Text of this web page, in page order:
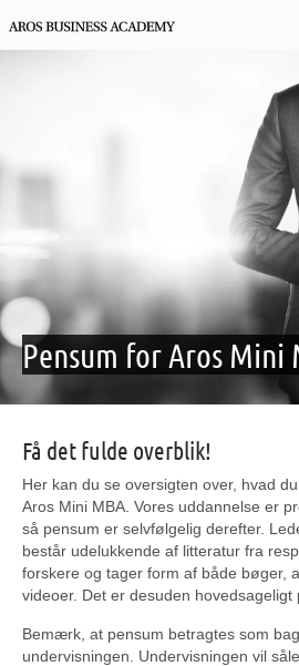
Pensum for Aros Mini
Få det fulde overblik!
Her kan du se oversigten over, hvad
Aros Mini MBA. Vores uddannelse er
så pensum er selvfølgelig derefter.
består udelukkende af litteratur fra
forskere og tager form af både bøger,
videoer. Det er desuden hovedsageligt
Bemærk, at pensum betragtes som
undervisningen. Undervisningen vil